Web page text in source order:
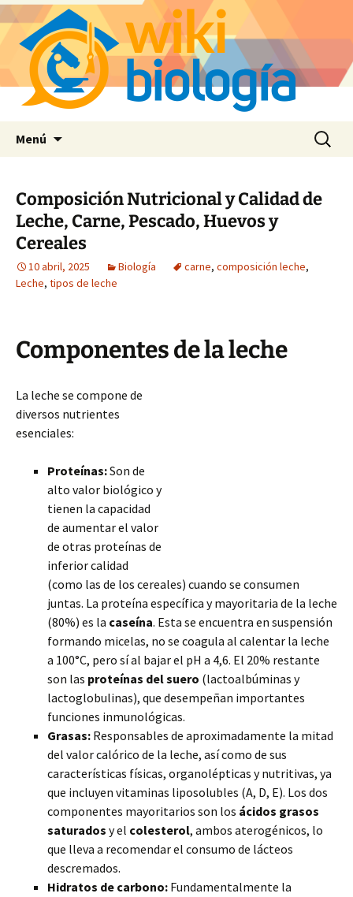
Menú Buscar:
Composición Nutricional y Calidad de
Leche, Carne, Pescado, Huevos y
Cereales
10 abril, 2025 Biología carne, composición leche,
Leche, tipos de leche
Componentes de la leche
La leche se compone de
diversos nutrientes
esenciales:
Proteínas:Son de
alto valor biológico y
tienen la capacidad
de aumentar el valor
de otras proteínas de
inferior calidad
(como las de los cereales) cuando se consumen
juntas. La proteína específica y mayoritaria de la leche
(80%) es la caseína. Esta se encuentra en suspensión
formando micelas, no se coagula al calentar la leche
a 100°C, pero sí al bajar el pH a 4,6. El 20% restante
son las proteínas del suero (lactoalbúminas y
lactoglobulinas), que desempeñan importantes
funciones inmunológicas.
Grasas: Responsables de aproximadamente la mitad
del valor calórico de la leche, así como de sus
características físicas, organolépticas y nutritivas, ya
que incluyen vitaminas liposolubles (A, D, E). Los dos
componentes mayoritarios son los ácidos grasos
saturados y el colesterol, ambos aterogénicos, lo
que lleva a recomendar el consumo de lácteos
descremados.
Hidratos de carbono: Fundamentalmente la